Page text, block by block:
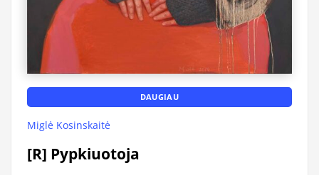
DAUGIAU
Miglė Kosinskaitė
[R] Pypkiuotoja